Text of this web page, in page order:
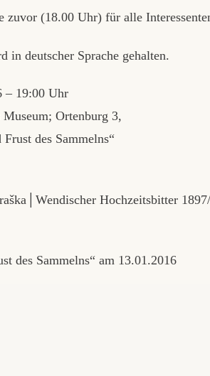
zuvor (18.00 Uhr) für alle
in deutscher Sprache gehalten.
– 19:00 Uhr
Museum; Ortenburg 3,
des Sammelns“
Hochzeitsbitter